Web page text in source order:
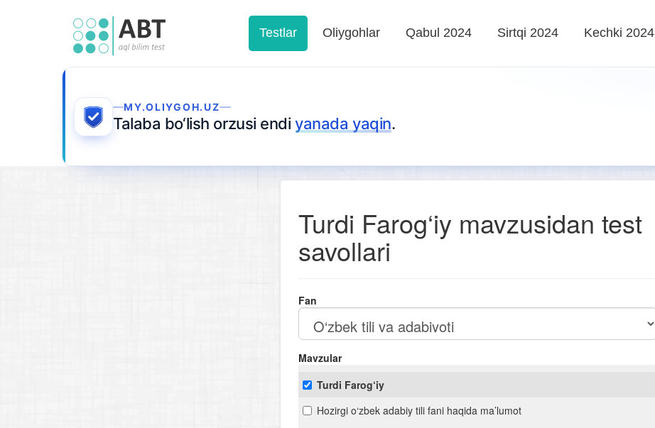
Testlar Oliygohlar Qabul 2024 Sirtqi 2024 Kechki 2024
MY.OLIYGOH.UZ
Talaba bo‘lish orzusi endiyanada yaqin.
Turdi Farog‘iy mavzusidan test
savollari
Fan
Mavzular
Turdi Farog‘iy
Hozirgi o‘zbek adabiy tili fani haqida ma’lumot